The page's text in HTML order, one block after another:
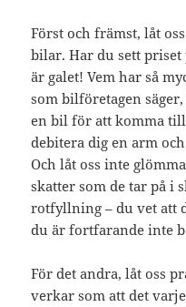
Först och främst, låt
bilar. Har du sett priset
är galet! Vem har så
som bilföretagen
en bil för att komma
debitera dig en arm
Och låt oss inte
skatter som de tar på i
rotfyllning – du vet att
du är fortfarande inte
För det andra, låt oss
verkar som att det